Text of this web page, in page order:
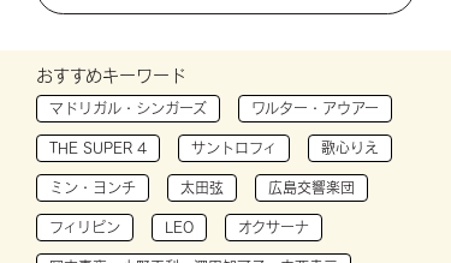
おすすめキーワード
マドリガル・シンガーズ ワルター・アウアー
THE SUPER 4 サントロフィ 歌心りえ
ミン・ヨンチ 太田弦 広島交響楽団
フィリピン LEO オクサーナ